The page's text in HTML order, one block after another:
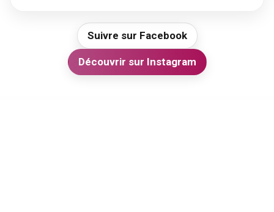
Suivre sur Facebook
Découvrir sur Instagram